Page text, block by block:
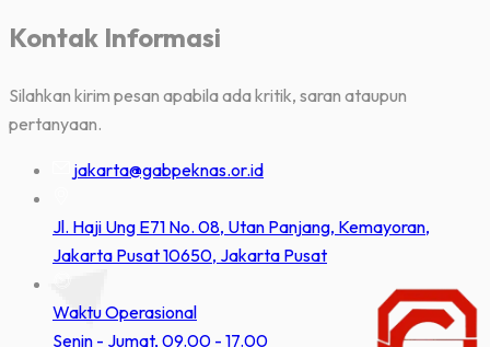
Kontak Informasi
Silahkan kirim pesan apabila ada kritik, saran ataupun
pertanyaan.
jakarta@gabpeknas.or.id
Jl. Haji Ung E71 No. 08, Utan Panjang, Kemayoran,
Jakarta Pusat 10650, Jakarta Pusat
Waktu Operasional
Senin - Jumat, 09.00 - 17.00